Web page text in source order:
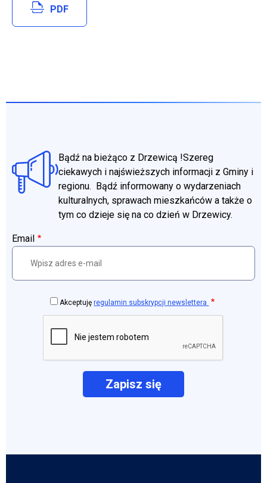
PDF
Bądź na bieżąco z Drzewicą !Szereg
ciekawych i najświeższych informacji z Gminy i
regionu. Bądź informowany o wydarzeniach
kulturalnych, sprawach mieszkańców a także o
tym co dzieje się na co dzień w Drzewicy.
Email
Akceptujęregulamin subskrypcji newslettera